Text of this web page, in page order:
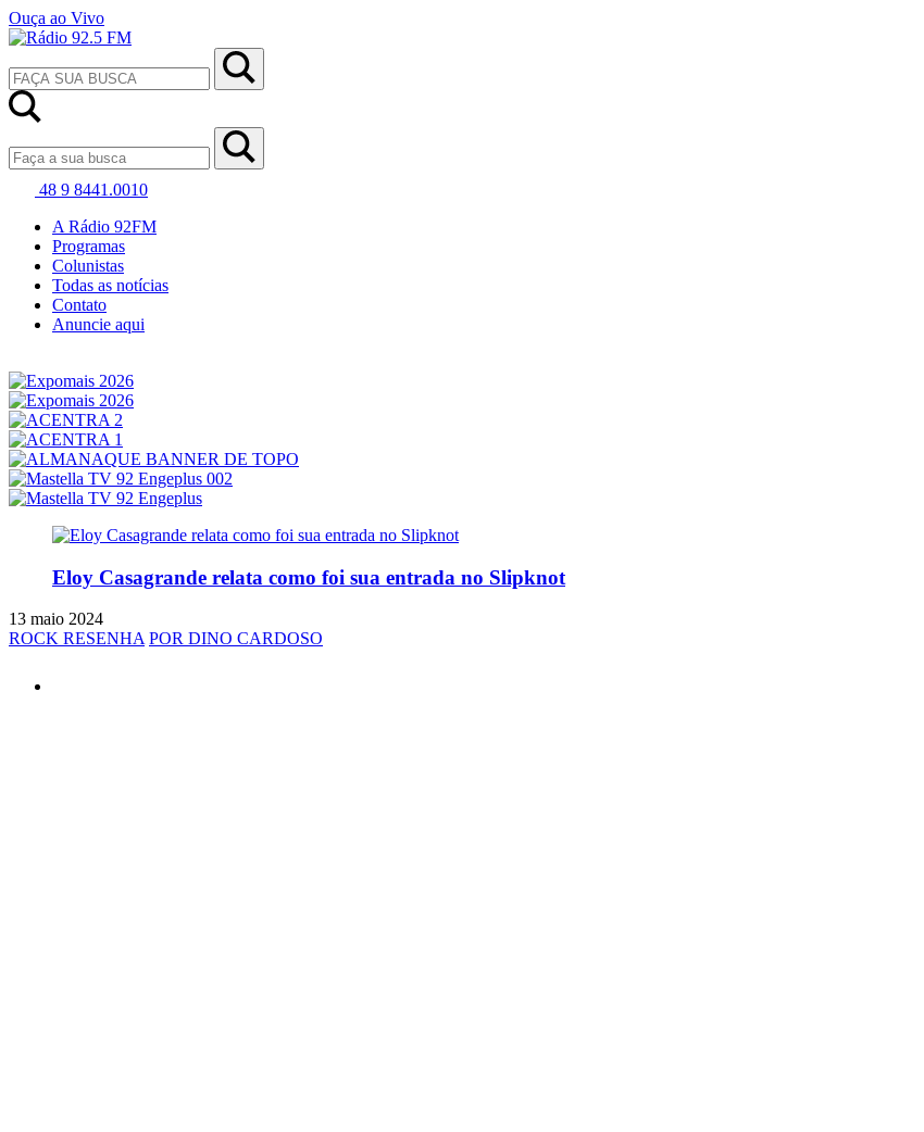
Ouça ao Vivo
48 9 8441.0010
A Rádio 92FM
Programas
Colunistas
Todas as notícias
Contato
Anuncie aqui
Eloy Casagrande relata como foi sua entrada no Slipknot
13 maio 2024
ROCK RESENHA POR DINO CARDOSO